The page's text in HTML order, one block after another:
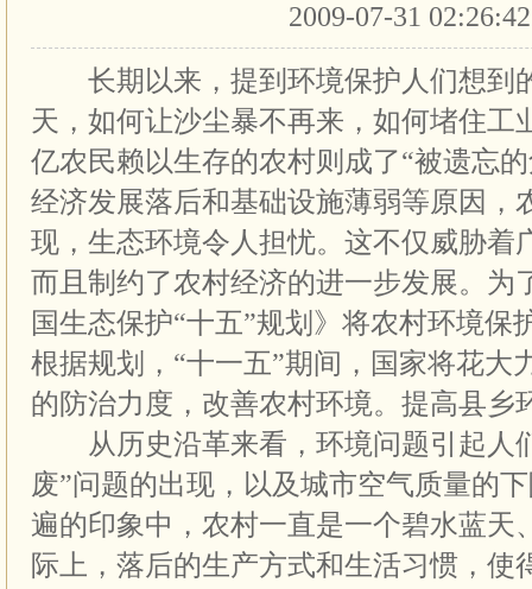
2009-07-31
长期以来，提到环境保护人们想到
天，如何让沙尘暴不再来，如何堵住工
亿农民赖以生存的农村则成了“被遗忘
经济发展落后和基础设施薄弱等原因，
现，生态环境令人担忧。这不仅威胁着
而且制约了农村经济的进一步发展。为
国生态保护“十五”规划》将农村环境保
根据规划，“十一五”期间，国家将花大
的防治力度，改善农村环境。提高县乡
从历史沿革来看，环境问题引起人
废”问题的出现，以及城市空气质量的
遍的印象中，农村一直是一个碧水蓝天
际上，落后的生产方式和生活习惯，使